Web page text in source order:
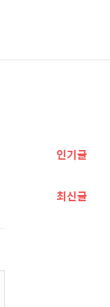
가
보
인기글
최신글